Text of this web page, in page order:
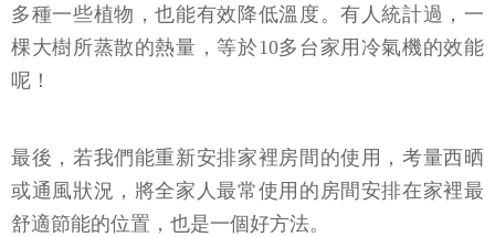
多種一些植物，也能有效降低溫度。有人統計過，一
棵大樹所蒸散的熱量，等於10多台家用冷氣機的效能
呢！
最後，若我們能重新安排家裡房間的使用，考量西晒
或通風狀況，將全家人最常使用的房間安排在家裡最
舒適節能的位置，也是一個好方法。